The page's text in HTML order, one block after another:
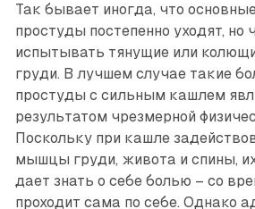
Так бывает иногда, что
простуды постепенно уходят, но
испытывать тянущие или
груди. В лучшем случае такие
простуды с сильным кашлем
результатом чрезмерной
Поскольку при кашле
мышцы груди, живота и спины,
дает знать о себе болью – со
проходит сама по себе. Однако